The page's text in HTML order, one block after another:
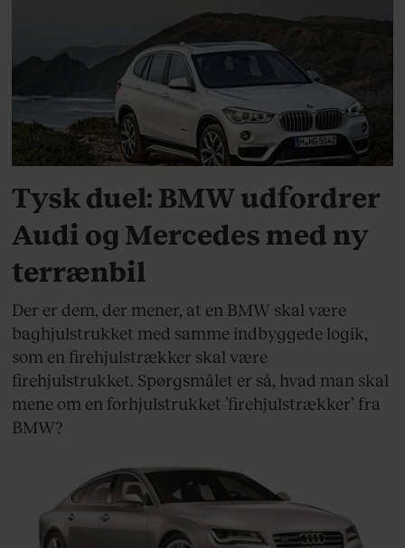
MOTOR
Tysk duel: BMW udfordrer
Audi og Mercedes med ny
terrænbil
Der er dem, der mener, at en BMW skal være
baghjulstrukket med samme indbyggede logik,
som en firehjulstrækker skal være
firehjulstrukket. Spørgsmålet er så, hvad man skal
mene om en forhjulstrukket ’firehjulstrækker’ fra
BMW?